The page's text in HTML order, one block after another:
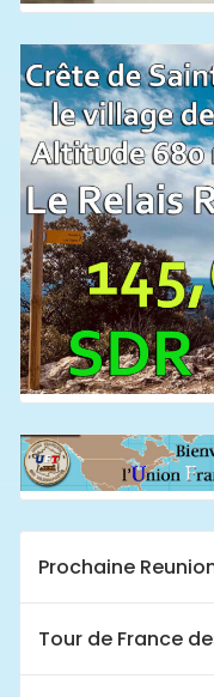
Prochaine
Tour de France